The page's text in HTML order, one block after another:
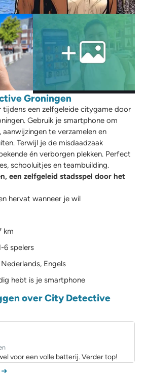
Groningen
tijdens een zelfgeleide citygame door
Gebruik je smartphone om
aanwijzingen te verzamelen en
Terwijl je de misdaadzaak
én verborgen plekken. Perfect
schooluitjes en teambuilding.
een zelfgeleid stadsspel door het
hervat wanneer je wil
km
6 spelers
Engels
hebt is je smartphone
over City Detective
voor een volle batterij. Verder top!
➜